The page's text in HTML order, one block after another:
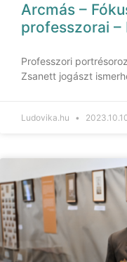
Arcmás –
professzorai –
Professzori
Zsanett jogászt
Ludovika.hu